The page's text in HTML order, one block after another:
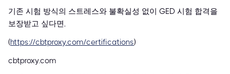
기존 시험 방식의 스트레스와 불확실성 없이 GED 시험 합격을
보장받고 싶다면,
(https://cbtproxy.com/certifications)
cbtproxy.com